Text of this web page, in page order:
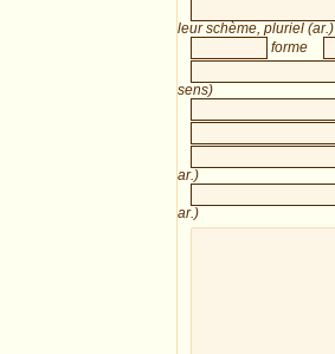
leur schème, pluriel (ar.)
forme
sens)
ar.)
ar.)